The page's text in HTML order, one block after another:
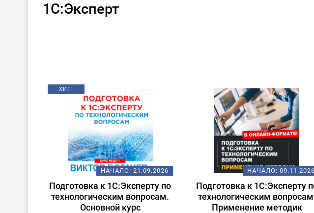
1С:Эксперт
ХИТ!
НАЧАЛО: 21.09.2026
Подготовка к 1С:Эксперту по
технологическим вопросам.
Основной курс
НАЧАЛО: 09.11.2026
Подготовка к 1С:Эксперту
технологическим
Применение методик